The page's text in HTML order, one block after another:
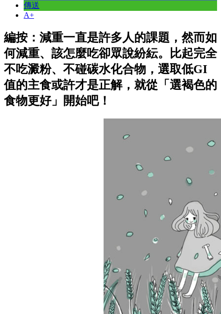
傳送
A+
編按：減重一直是許多人的課題，然而如
何減重、該怎麼吃卻眾說紛紜。比起完全
不吃澱粉、不碰碳水化合物，選取低GI
值的主食或許才是正解，就從「選褐色的
食物更好」開始吧！